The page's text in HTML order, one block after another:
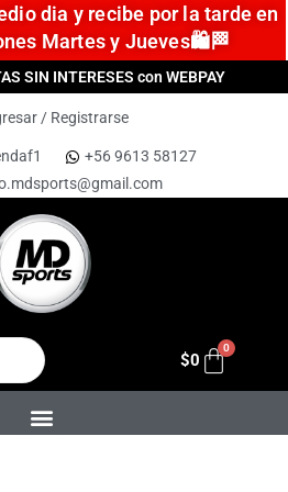
dia y recibe por la tarde en
Martes y Jueves🛍️🏁
SIN INTERESES con WEBPAY
/ Registrarse
+56 9613 58127
$0